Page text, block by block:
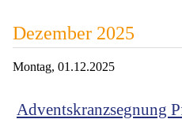
Dezember 2025
Montag, 01.12.2025
Adventskranzsegnung